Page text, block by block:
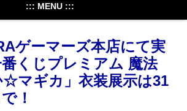
::: MENU :::
ゲーマーズ本店にて実
くじプレミアム 魔法
☆マギカ」衣装展示は31
！